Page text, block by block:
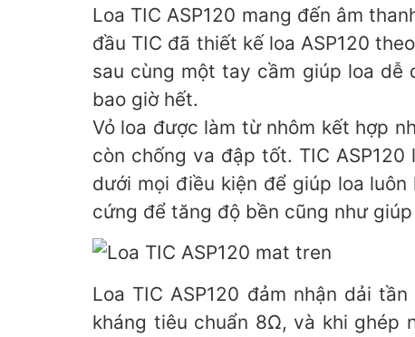
Loa TIC ASP120 mang đến âm
đầu TIC đã thiết kế loa ASP120
sau cùng một tay cầm giúp loa dễ
bao giờ hết.
Vỏ loa được làm từ nhôm kết hợp
còn chống va đập tốt. TIC
dưới mọi điều kiện để giúp loa
cứng để tăng độ bền cũng như
Loa TIC ASP120 đảm nhận dải
kháng tiêu chuẩn 8Ω, và khi ghép